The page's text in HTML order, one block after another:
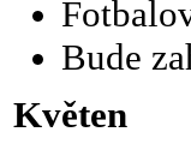
Bude
Květen